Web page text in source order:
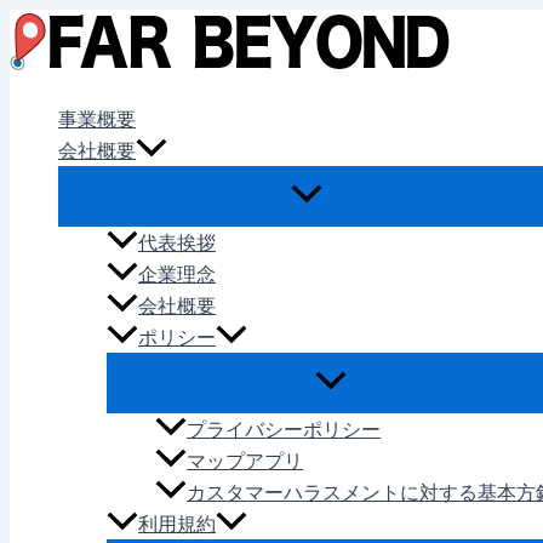
内
容
事業概要
会社概要
代表挨拶
企業理念
会社概要
ポリシー
プライバシーポリシー
マップアプリ
カスタマーハラスメントに対する基本方
利用規約